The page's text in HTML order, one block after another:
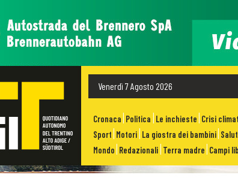
Venerdì 7 Agosto 2026
Cronaca Politica Le inchieste Crisi
Sport Motori La giostra dei bambini
Mondo Redazionali Terra madre Campi